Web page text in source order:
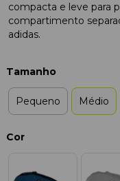
compacta e leve para
compartimento
adidas.
Tamanho
Pequeno Médio
Cor